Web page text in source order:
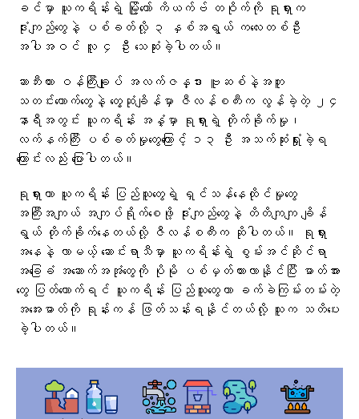
ခင်မှာ ယူကရိန်းရဲ့ မြို့တော် ကိယက်ဗ် တဝိုက်ကို ရုရှားက
ဒုံးကျည်တွေနဲ့ ပစ်ခတ်လို့ ၃ နှစ်အရွယ် ကလေးတစ်ဦး
အပါအဝင် လူ ၄ ဦး သေဆုံးခဲ့ပါတယ်။
ဆာဘီးယား ဝန်ကြီးချုပ် အလက်ဇန္ဒား ဗူဆစ်နဲ့အတူ
သတင်းထောက်တွေနဲ့ တွေ့ဆုံချိန်မှာ ဇီလန်စကီးက လွန်ခဲ့တဲ့ ၂၄
နာရီအတွင်း ယူကရိန်း အနှံ့မှာ ရုရှားရဲ့ တိုက်ခိုက်မှု၊
လက်နက်ကြီး ပစ်ခတ်မှုတွေကြောင့် ၁၃ ဦး အသက်ဆုံးရှုံးခဲ့ရ
ကြောင်းလည်း ပြောပါတယ်။
ရုရှားဟာ ယူကရိန်း ပြည်သူတွေရဲ့ ရှင်သန်နေထိုင်မှုတွေ
အကြီးအကျယ် အကျပ်ရိုက်စေဖို့ ဒုံးကျည်တွေနဲ့ တိတိကျကျ ချိန်
ရွယ် တိုက်ခိုက်နေတယ်လို့ ဇီလန်စကီးက ဆိုပါတယ်။ ရုရှား
အနေနဲ့ လာမယ့် ဆောင်းရာသီမှာ ယူကရိန်းရဲ့ စွမ်းအင်ဆိုင်ရာ
အခြေခံ အဆောက်အအုံတွေကို ပိုမို ပစ်မှတ်ထားလာနိုင်ပြီး ဓာတ်အား
တွေ ပြတ်တောက်ရင် ယူကရိန်း ပြည်သူတွေဟာ ခက်ခဲကြမ်းတမ်းတဲ့
အအေးဓာတ်ကို ရုန်းကန် ဖြတ်သန်းရနိုင်တယ်လို့ သူက သတိပေး
ခဲ့ပါတယ်။